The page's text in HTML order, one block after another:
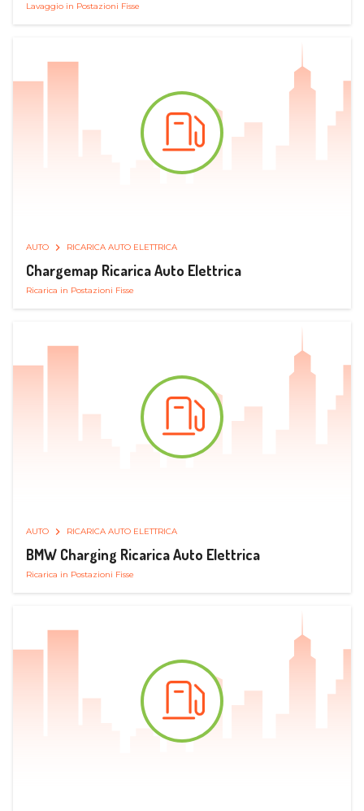
Lavaggio in Postazioni Fisse
AUTO RICARICA AUTO ELETTRICA
Chargemap Ricarica Auto Elettrica
Ricarica in Postazioni Fisse
AUTO RICARICA AUTO ELETTRICA
BMW Charging Ricarica Auto Elettrica
Ricarica in Postazioni Fisse